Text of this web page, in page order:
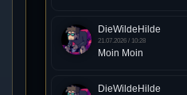
DieWildeHilde
21.07.2026 / 10:28
Moin Moin
DieWildeHilde